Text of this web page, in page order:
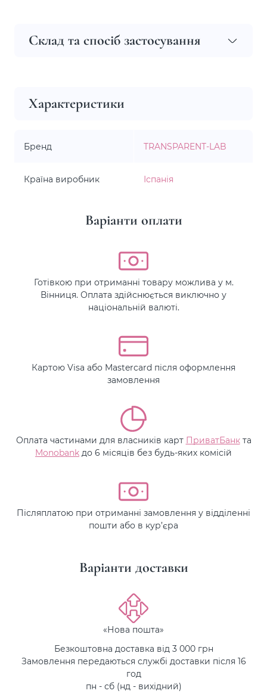
Склад та спосіб застосування
Характеристики
Бренд TRANSPARENT-LAB
Країна виробник Іспанія
Варіанти оплати
Готівкою при отриманні товару можлива у м.
Вінниця. Оплата здійснюється виключно у
національній валюті.
Картою Visa або Mastercard після оформлення
замовлення
Оплата частинами для власників карт ПриватБанкта
Monobank до 6 місяців без будь-яких комісій
Післяплатою при отриманні замовлення у відділенні
пошти або в кур’єра
Варіанти доставки
«Нова пошта»
Безкоштовна доставка від 3 000 грн
Замовлення передаються службі доставки після 16
год
пн - сб (нд - вихідний)